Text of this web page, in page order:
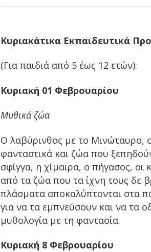
Κυριακάτικα Εκπαιδευτικά
(Για παιδιά από 5 έως 12 ετών):
Κυριακή 01 Φεβρουαρίου
Μυθικά ζώα
Ο λαβύρινθος με το Μινώταυρο,
φανταστικά και ζώα που
σφίγγα, η χίμαιρα, ο πήγασος, οι
από τα ζώα που τα ίχνη τους δε
πλάσματα αποκαλύπτονται στα
για να τα εμπνεύσουν και να τα
μυθολογία με τη φαντασία.
Κυριακή 8 Φεβρουαρίου